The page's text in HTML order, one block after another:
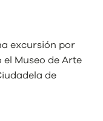
excursión por
el Museo de Arte
de